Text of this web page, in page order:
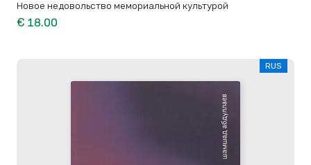
Новое недо­воль­ство мемо­ри­аль­ной культурой
€ 18.00
RUS